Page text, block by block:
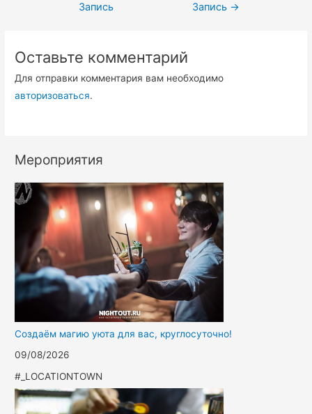
Запись
Запись →
Оставьте комментарий
Для отправки комментария вам необходимо
авторизоваться.
Мероприятия
Создаём магию уюта для вас, круглосуточно!
09/08/2026
#_LOCATIONTOWN